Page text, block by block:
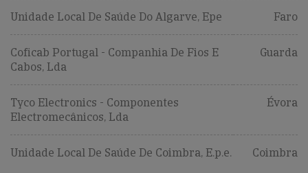
Unidade Local De Saúde Do Algarve, Epe Faro
Coficab Portugal - Companhia De Fios E
Cabos, Lda
Guarda
Tyco Electronics - Componentes
Electromecânicos, Lda
Évora
Unidade Local De Saúde De Coimbra, E.p.e. Coimbra